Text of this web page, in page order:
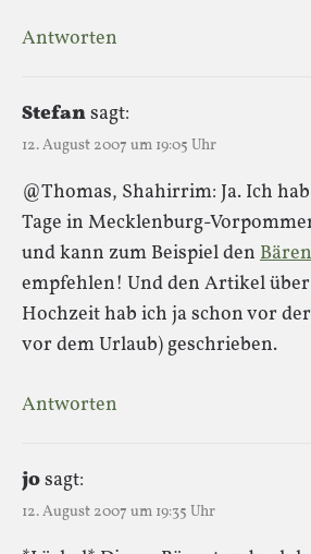
Antworten
Stefansagt:
12. August 2007 um 19:05 Uhr
@Thomas, Shahirrim: Ja. Ich
Tage in Mecklenburg-
und kann zum Beispiel den
empfehlen! Und den Artikel
Hochzeit hab ich ja schon vor
vor dem Urlaub) geschrieben.
Antworten
josagt:
12. August 2007 um 19:35 Uhr